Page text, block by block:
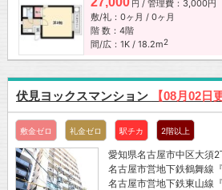
円 / 管理費：3,000円
敷/礼：0ヶ月 / 0ヶ月
階 数：4階
間/広：1K / 18.2m2
伏見ヨックスマンション 【08月02日
敷金ゼロ 礼金ゼロ 駅チカ 2階以上
愛知県名古屋市中区大須
名古屋市営地下鉄鶴舞線『
名古屋市営地下鉄東山線